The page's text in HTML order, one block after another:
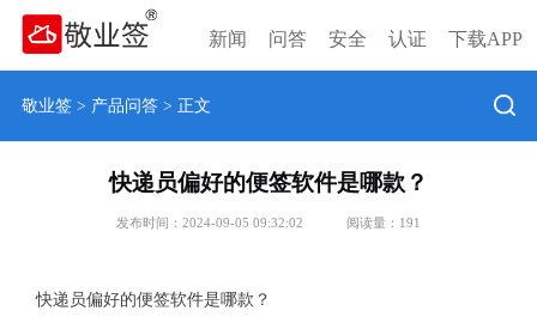
新闻 问答 安全 认证 下载APP
敬业签> 产品问答> 正文
快递员偏好的便签软件是哪款？
发布时间：2024-09-05 09:32:02 阅读量： 191
快递员偏好的便签软件是哪款？